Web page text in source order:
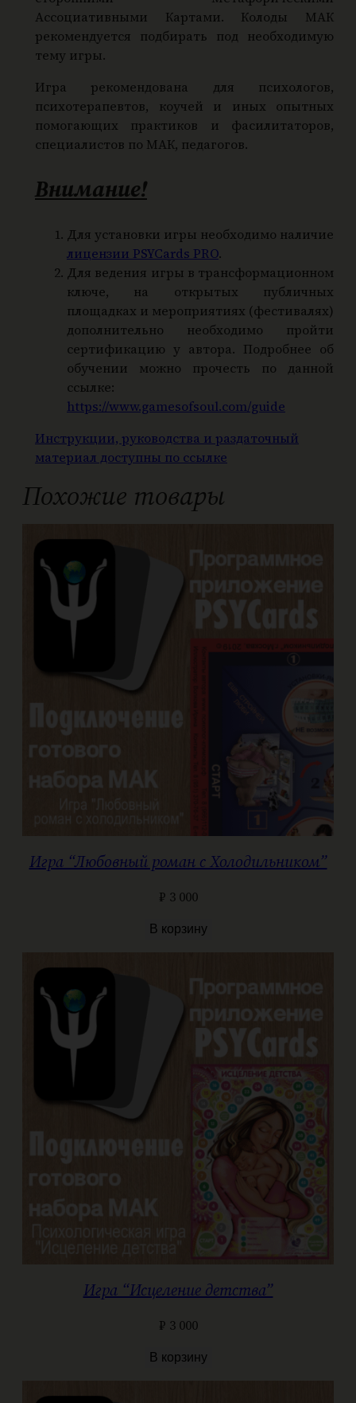
Ассоциативными Картами. Колоды МАК
рекомендуется подбирать под необходимую
тему игры.
Игра рекомендована для психологов,
психотерапевтов, коучей и иных опытных
помогающих практиков и фасилитаторов,
специалистов по МАК, педагогов.
Внимание!
Для установки игры необходимо наличие
лицензии PSYCards PRO.
Для ведения игры в трансформационном
ключе, на открытых публичных
площадках и мероприятиях (фестивалях)
дополнительно необходимо пройти
сертификацию у автора. Подробнее об
обучении можно прочесть по данной
ссылке:
https://www.gamesofsoul.com/guide
Инструкции, руководства и раздаточный
материал доступны по ссылке
Похожие товары
Игра “Любовный роман с Холодильником”
₽ 3 000
В корзину
Игра “Исцеление детства”
₽ 3 000
В корзину